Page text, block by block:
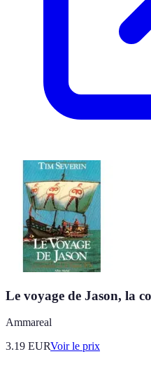
Le voyage de Jason, la
Ammareal
3.19 EURVoir le prix